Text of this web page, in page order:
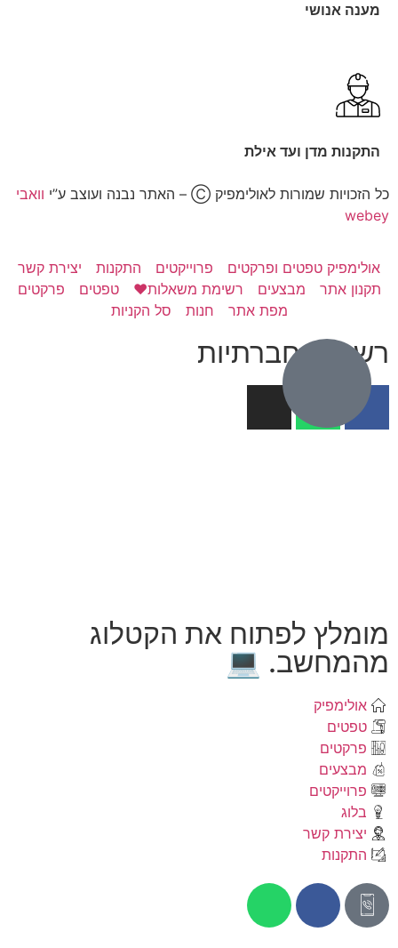
רשתות חברתיות
מענה אנושי
התקנות מדן ועד אילת
כל הזכויות שמורות לאולימפיק Ⓒ – האתר נבנה ועוצב ע”י
וואבי
webey
אולימפיק טפטים ופרקטים פרוייקטים התקנות
יצירת קשר
תקנון אתר
מבצעים רשימת משאלות❤️ טפטים
פרקטים
מפת אתר
חנות סל הקניות
מומלץ לפתוח את הקטלוג
מהמחשב. 💻
אולימפיק
טפטים
פרקטים
מבצעים
פרוייקטים
בלוג
יצירת קשר
התקנות